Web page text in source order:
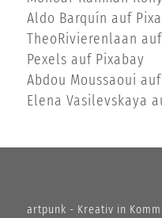
Aldo Barquín auf
TheoRivierenlaan auf
Pexels auf Pixabay
Abdou Moussaoui auf
Elena Vasilevskaya
artpunk - Kreativ in